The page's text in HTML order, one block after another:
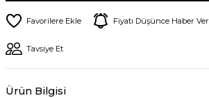
Fiyatı Düşünce Haber Ver
Tavsiye Et
Ürün Bilgisi